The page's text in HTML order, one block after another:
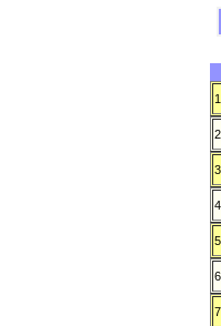
1.
2.
3.
4.
5.
6.
7.